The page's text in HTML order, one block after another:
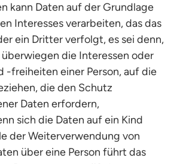
kann Daten auf der Grundlage
Interesses verarbeiten, das das
ein Dritter verfolgt, es sei denn,
die Interessen oder
-freiheiten einer Person, auf die
die den Schutz
Daten erfordern,
sich die Daten auf ein Kind
der Weiterverwendung von
über eine Person führt das